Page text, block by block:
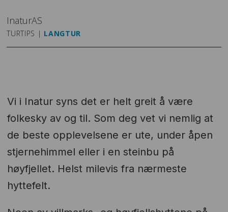
InaturAS
TURTIPS | LANGTUR
Vi i Inatur syns det er helt greit å være
folkesky av og til. Som deg vet vi nemlig at
de beste opplevelsene er ute, under åpen
stjernehimmel eller i en steinbu på
høyfjellet. Helst milevis fra nærmeste
hyttefelt.